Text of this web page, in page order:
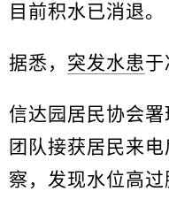
目前积水已消退。
据悉， 突发水患于
信达园居民协会
团队接获居民来
察，发现水位高过